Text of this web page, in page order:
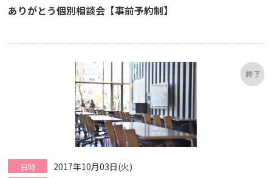
ありがとう個別相談会【事前予約制】
日時 2017年10月03日(火)